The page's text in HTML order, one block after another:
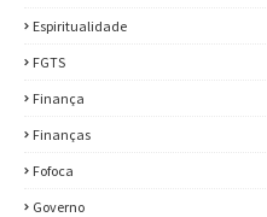
Espiritualidade
FGTS
Finança
Finanças
Fofoca
Governo